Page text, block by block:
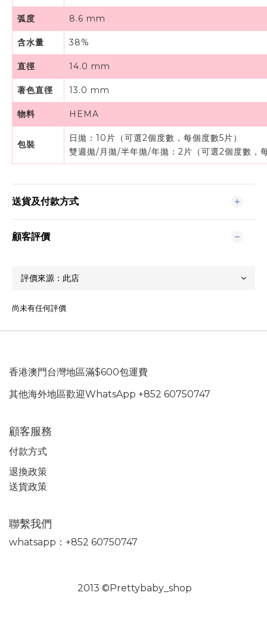
弧度 8.6 mm
含水量 38%
直徑 14.0 mm
著色直徑 13.0 mm
物料 HEMA
包裝
日拋：10片（可選2個度數，每個度數5片）
雙週拋/月拋/半年拋/年拋：2片（可選2個度數，
送貨及付款方式
顧客評價
尚未有任何評價
香港澳門台灣地區滿$600包運費
其他海外地區歡迎WhatsApp +852 60750747
顧客服務
付款方式
退換政策
送貨政策
聯繫我們
whatsapp：+852 60750747
2013 ©Prettybaby_shop